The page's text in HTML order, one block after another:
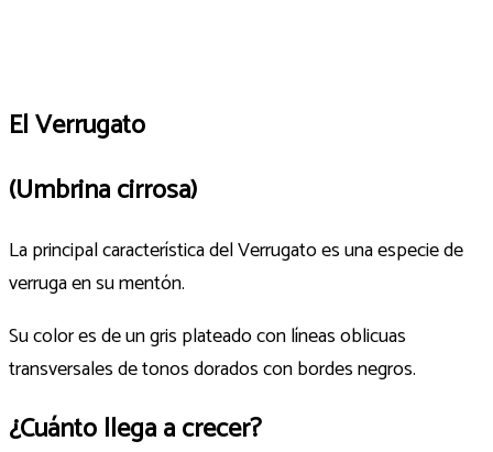
El Verrugato
(Umbrina cirrosa)
La principal característica del Verrugato es una especie de
verruga en su mentón.
Su color es de un gris plateado con líneas oblicuas
transversales de tonos dorados con bordes negros.
¿Cuánto llega a crecer?